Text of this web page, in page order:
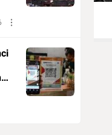
dan
Idul Adha